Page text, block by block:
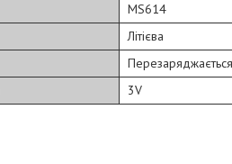
MS614
Літієва
Перезаряджається
3V